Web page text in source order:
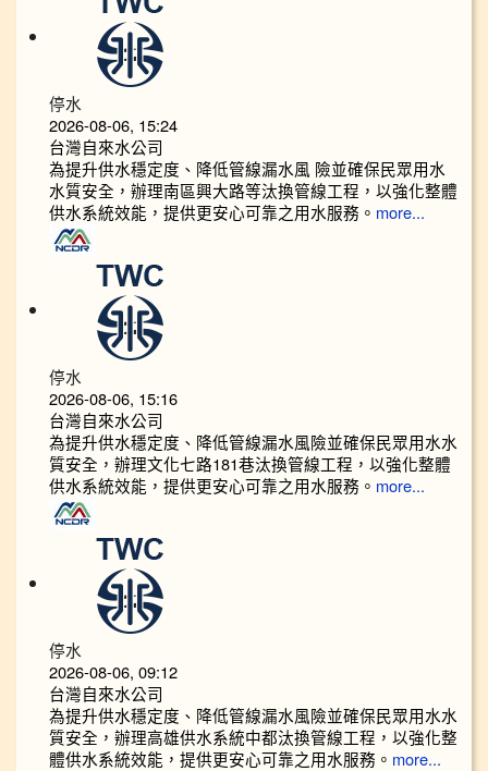
停水
2026-08-06, 15:24
台灣自來水公司
為提升供水穩定度、降低管線漏水風 險並確保民眾用水
水質安全，辦理南區興大路等汰換管線工程，以強化整體
供水系統效能，提供更安心可靠之用水服務。 more...
停水
2026-08-06, 15:16
台灣自來水公司
為提升供水穩定度、降低管線漏水風險並確保民眾用水水
質安全，辦理文化七路181巷汰換管線工程，以強化整體
供水系統效能，提供更安心可靠之用水服務。 more...
停水
2026-08-06, 09:12
台灣自來水公司
為提升供水穩定度、降低管線漏水風險並確保民眾用水水
質安全，辦理高雄供水系統中都汰換管線工程，以強化整
體供水系統效能，提供更安心可靠之用水服務。 more...